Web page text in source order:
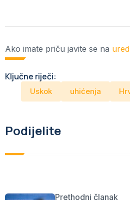
Ako imate priču javite se na
Ključne riječi:
Uskok uhićenja
Podijelite
Prethodni članak